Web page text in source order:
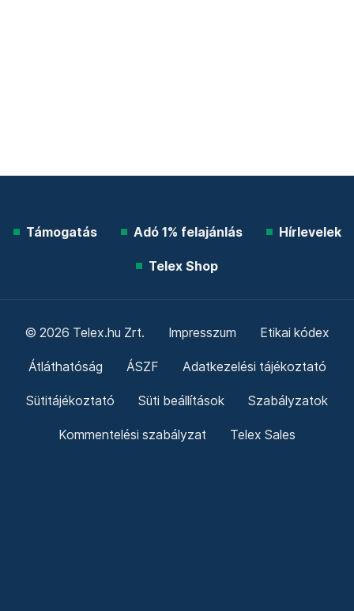
Támogatás Adó 1% felajánlás Hírlevelek
Telex Shop
© 2026 Telex.hu Zrt. Impresszum Etikai kódex
Átláthatóság ÁSZF Adatkezelési tájékoztató
Sütitájékoztató Süti beállítások Szabályzatok
Kommentelési szabályzat Telex Sales